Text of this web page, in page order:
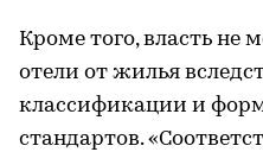
Кроме того, власть не
отели от жилья
классификации и
стандартов.